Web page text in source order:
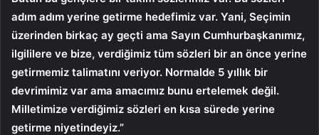
adım adım yerine getirme hedefimiz var. Yani, Seçimin
üzerinden birkaç ay geçti ama Sayın Cumhurbaşkanımız,
ilgililere ve bize, verdiğimiz tüm sözleri bir an önce yerine
getirmemiz talimatını veriyor. Normalde 5 yıllık bir
devrimimiz var ama amacımız bunu ertelemek değil.
Milletimize verdiğimiz sözleri en kısa sürede yerine
getirme niyetindeyiz.”